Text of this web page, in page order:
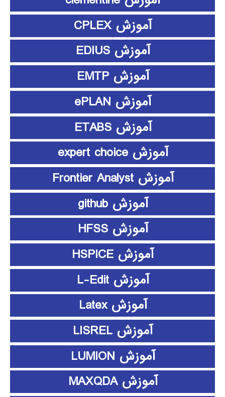
آموزش CPLEX
آموزش EDIUS
آموزش EMTP
آموزش ePLAN
آموزش ETABS
آموزش expert choice
آموزش Frontier Analyst
آموزش github
آموزش HFSS
آموزش HSPICE
آموزش L-Edit
آموزش Latex
آموزش LISREL
آموزش LUMION
آموزش MAXQDA